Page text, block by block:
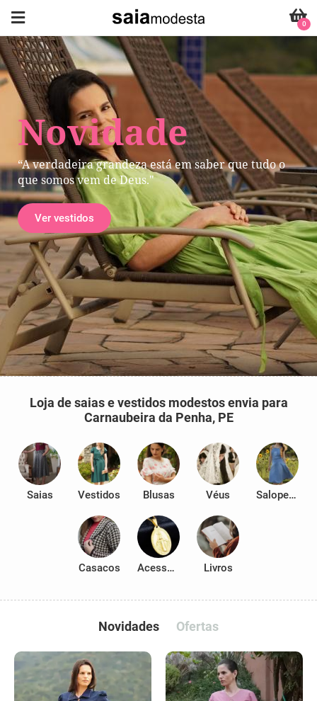
Novidade
“A verdadeira grandeza está em saber que tudo o
que somos vem de Deus."
Ver vestidos
0
Loja de saias e vestidos modestos envia para
Carnaubeira da Penha, PE
Saias Vestidos Blusas Véus Salopetes
Casacos Acessórios Livros
Novidades Ofertas